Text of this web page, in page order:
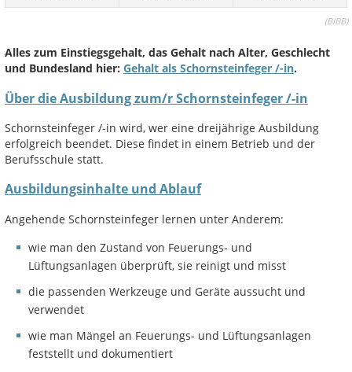
(BIBB)
Alles zum Einstiegsgehalt, das Gehalt nach Alter, Geschlecht
und Bundesland hier: Gehalt als Schornsteinfeger /-in.
Über die Ausbildung zum/r Schornsteinfeger /-in
Schornsteinfeger /-in wird, wer eine dreijährige Ausbildung
erfolgreich beendet. Diese findet in einem Betrieb und der
Berufsschule statt.
Ausbildungsinhalte und Ablauf
Angehende Schornsteinfeger lernen unter Anderem:
wie man den Zustand von Feuerungs- und
Lüftungsanlagen überprüft, sie reinigt und misst
die passenden Werkzeuge und Geräte aussucht und
verwendet
wie man Mängel an Feuerungs- und Lüftungsanlagen
feststellt und dokumentiert